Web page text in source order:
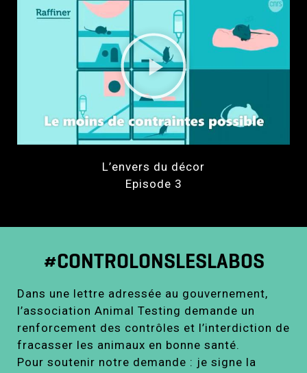
L’envers du décor
Episode 3
#CONTROLONSLESLABOS
Dans une lettre adressée au gouvernement,
l’association Animal Testing demande un
renforcement des contrôles et l’interdiction de
fracasser les animaux en bonne santé.
Pour soutenir notre demande : je signe la